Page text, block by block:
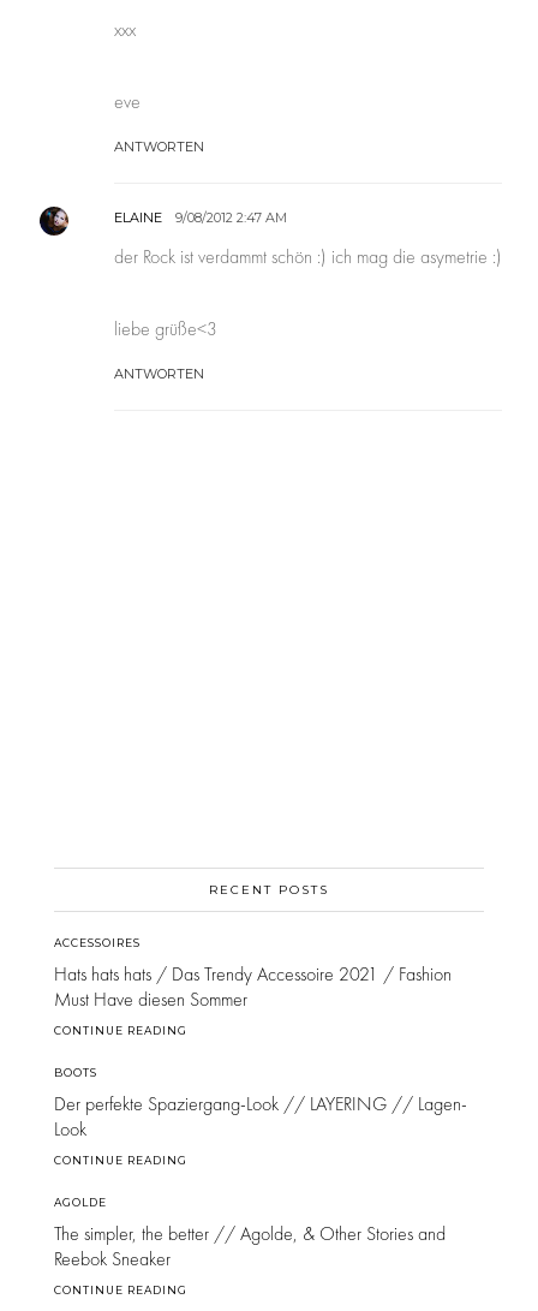
xxx
eve
ANTWORTEN
ELAINE 9/08/2012 2:47 AM
der Rock ist verdammt schön :) ich mag die asymetrie :)
liebe grüße<3
ANTWORTEN
RECENT POSTS
ACCESSOIRES
Hats hats hats / Das Trendy Accessoire 2021 / Fashion
Must Have diesen Sommer
CONTINUE READING
BOOTS
Der perfekte Spaziergang-Look // LAYERING // Lagen-
Look
CONTINUE READING
AGOLDE
The simpler, the better // Agolde, & Other Stories and
Reebok Sneaker
CONTINUE READING